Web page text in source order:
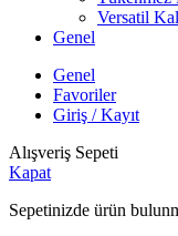
Versatil
Genel
Genel
Favoriler
Giriş / Kayıt
Alışveriş Sepeti
Kapat
Sepetinizde ürün